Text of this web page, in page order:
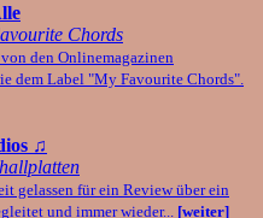
Chords
den Onlinemagazinen
dem Label "My Favourite Chords".
♫
gelassen für ein Review über ein
und immer wieder... [weiter]